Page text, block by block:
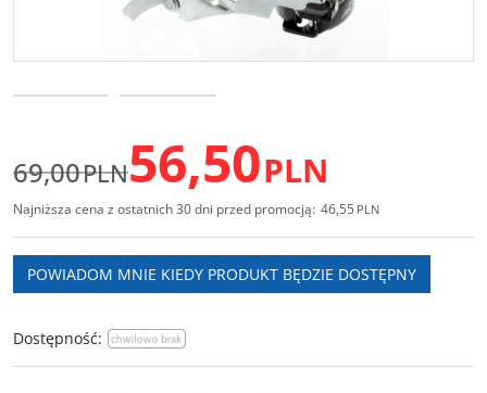
69,00PLN56,50PLN
Najniższa cena z ostatnich 30 dni przed promocją: 46,55 PLN
POWIADOM MNIE KIEDY PRODUKT BĘDZIE DOSTĘPNY
Dostępność: